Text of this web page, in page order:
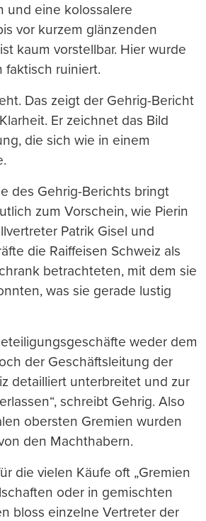
und eine kolossalere
vor kurzem glänzenden
kaum vorstellbar. Hier wurde
faktisch ruiniert.
Das zeigt der Gehrig-Bericht
Er zeichnet das Bild
die sich wie in einem
des Gehrig-Berichts bringt
zum Vorschein, wie Pierin
Patrik Gisel und
die Raiffeisen Schweiz als
betrachteten, mit dem sie
was sie gerade lustig
weder dem
der Geschäftsleitung der
detailliert unterbreitet und zur
schreibt Gehrig. Also
obersten Gremien wurden
den Machthabern.
die vielen Käufe oft „Gremien
oder in gemischten
bloss einzelne Vertreter der